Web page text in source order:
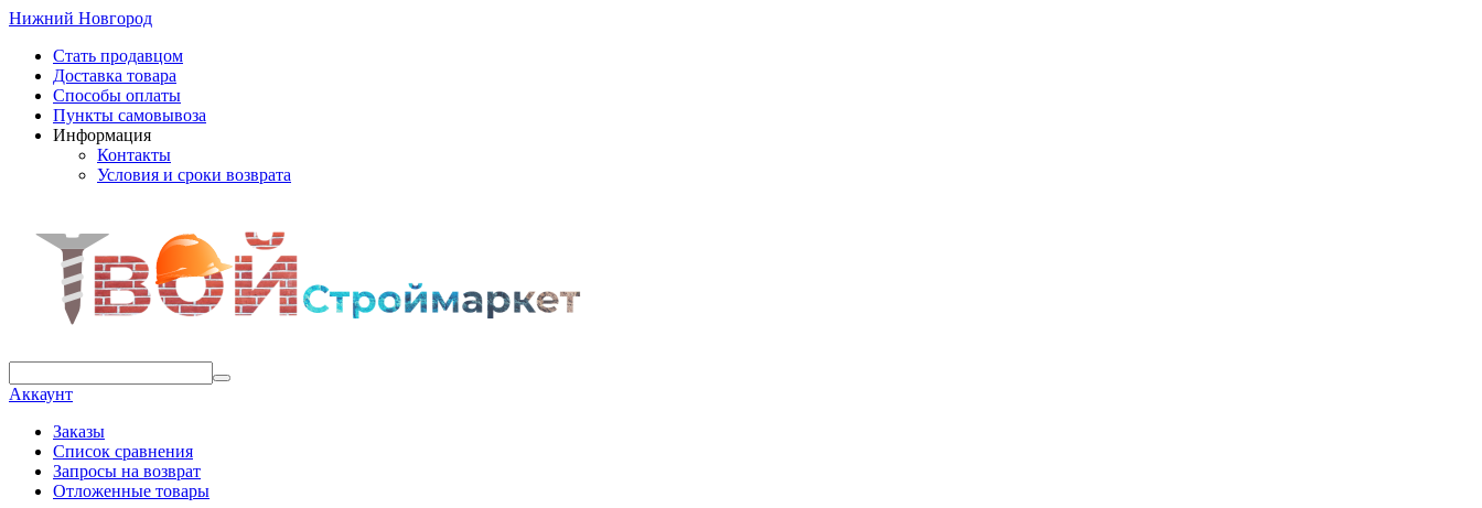
Нижний Новгород
Стать продавцом
Доставка товара
Способы оплаты
Пункты самовывоза
Информация
Контакты
Условия и сроки возврата
Аккаунт
Заказы
Список сравнения
Запросы на возврат
Отложенные товары